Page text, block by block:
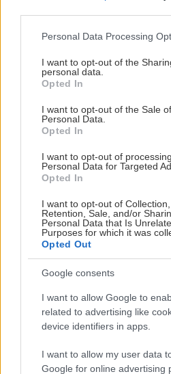
Please note that this website/app
not limited to your visit or usage
grant or deny consent to Google
use your data for below specified
consent section.
Personal Data Processing
I want to opt-out of the
personal data.
Opted In
I want to opt-out of the Sale
Personal Data.
Opted In
I want to opt-out of
Personal Data for Targeted
Opted In
I want to opt-out of Collection,
Retention, Sale, and/or
Personal Data that Is
Purposes for which it was
Opted Out
Google consents
I want to allow Google to
related to advertising like
device identifiers in apps.
I want to allow my user data
Google for online advertising
Διαβάστε επίσης
Ο Σπύρος Γραμμένος στην
Δήμου Αθηναίων
PODCASTS